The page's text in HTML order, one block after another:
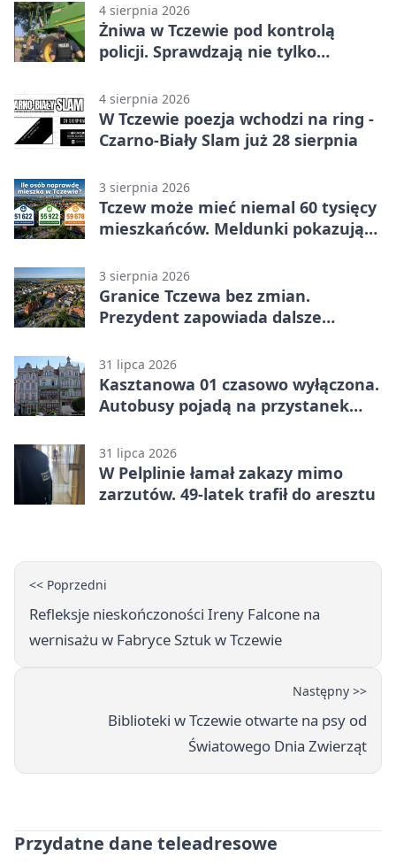
4 sierpnia 2026
Żniwa w Tczewie pod kontrolą
policji. Sprawdzają nie tylko
4 sierpnia 2026
W Tczewie poezja wchodzi na ring -
Czarno-Biały Slam już 28 sierpnia
3 sierpnia 2026
Tczew może mieć niemal 60 tysięcy
mieszkańców. Meldunki pokazują
3 sierpnia 2026
Granice Tczewa bez zmian.
Prezydent zapowiada dalsze
31 lipca 2026
Kasztanowa 01 czasowo wyłączona.
Autobusy pojadą na przystanek
31 lipca 2026
W Pelplinie łamał zakazy mimo
zarzutów. 49-latek trafił do aresztu
<< Poprzedni
Refleksje nieskończoności Ireny Falcone na
wernisażu w Fabryce Sztuk w Tczewie
Następny >>
Biblioteki w Tczewie otwarte na psy od
Światowego Dnia Zwierząt
Przydatne dane teleadresowe